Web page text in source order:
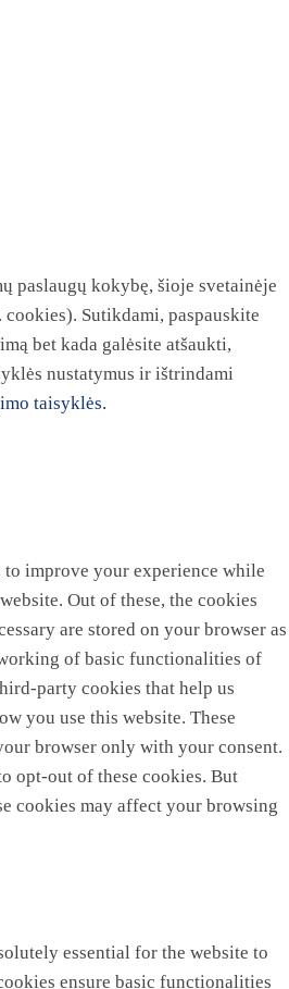
paslaugų kokybę, šioje svetainėje
Sutikdami, paspauskite
bet kada galėsite atšaukti,
nustatymus ir ištrindami
taisyklės.
to improve your experience while
Out of these, the cookies
are stored on your browser as
of basic functionalities of
party cookies that help us
you use this website. These
browser only with your consent.
opt-out of these cookies. But
cookies may affect your browsing
essential for the website to
ensure basic functionalities